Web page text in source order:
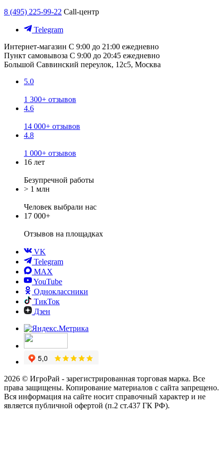
8 (495) 225-99-22 Call-центр
Telegram
Интернет-магазин С 9:00 до 21:00 ежедневно
Пункт самовывоза С 9:00 до 20:45 ежедневно
Большой Саввинский переулок, 12с5, Москва
5.0
1 300+ отзывов
4.6
14 000+ отзывов
4.8
1 000+ отзывов
16 лет
Безупречной работы
> 1 млн
Человек выбрали нас
17 000+
Отзывов на площадках
VK
Telegram
MAX
YouTube
Одноклассники
ТикТок
Дзен
2026 © ИгроРай - зарегистрированная торговая марка. Все
права защищены. Копирование материалов с сайта запрещено.
Вся информация на сайте носит справочный характер и не
является публичной офертой (п.2 ст.437 ГК РФ).